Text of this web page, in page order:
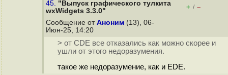
45. "Выпуск графического тулкита
wxWidgets 3.3.0"
+ / –
Сообщение от Аноним (13), 06-
Июн-25, 14:20
> от CDE все отказались как можно скорее и
ушли от этого недоразумения.
такое же недоразумение, как и EDE.